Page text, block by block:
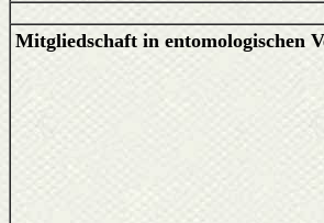
Mitgliedschaft in entomologischen